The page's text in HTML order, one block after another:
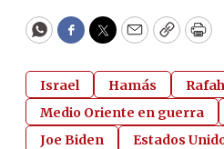
WhatsApp
Facebook
Twitter
EmailCopy
Israel Hamás Rafah
Medio Oriente en guerra
Joe Biden
Estados